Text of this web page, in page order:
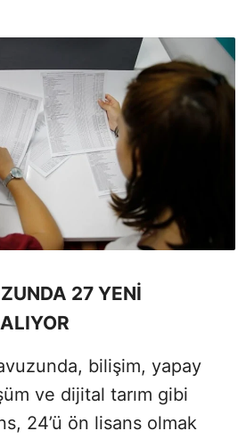
27 YENİ
bilişim, yapay
ve dijital tarım gibi
24’ü ön lisans olmak